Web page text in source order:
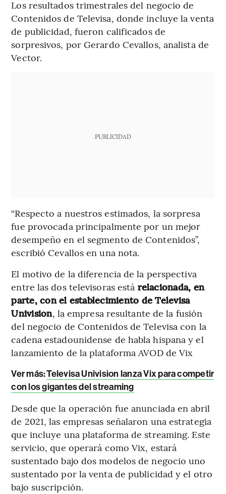
Los resultados trimestrales del negocio de
Contenidos de Televisa, donde incluye la venta
de publicidad, fueron calificados de
sorpresivos, por Gerardo Cevallos, analista de
Vector.
PUBLICIDAD
“Respecto a nuestros estimados, la sorpresa
fue provocada principalmente por un mejor
desempeño en el segmento de Contenidos”,
escribió Cevallos en una nota.
El motivo de la diferencia de la perspectiva
entre las dos televisoras está relacionada, en
parte, con el establecimiento de Televisa
Univision, la empresa resultante de la fusión
del negocio de Contenidos de Televisa con la
cadena estadounidense de habla hispana y el
lanzamiento de la plataforma AVOD de Vix
Ver más:Televisa Univision lanza Vix para competir
con los gigantes del streaming
Desde que la operación fue anunciada en abril
de 2021, las empresas señalaron una estrategia
que incluye una plataforma de streaming. Este
servicio, que operará como Vix, estará
sustentado bajo dos modelos de negocio uno
sustentado por la venta de publicidad y el otro
bajo suscripción.